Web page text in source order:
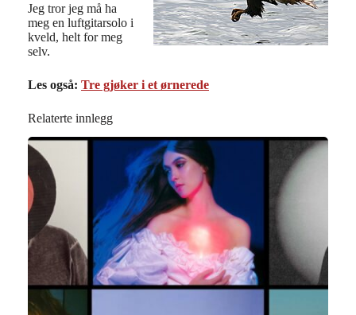
Jeg tror jeg må ha
meg en luftgitarsolo i
kveld, helt for meg
selv.
Les også: Tre gjøker i et ørnerede
Relaterte innlegg